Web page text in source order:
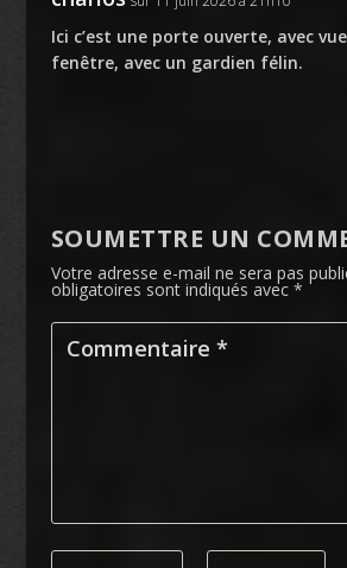
Ici c’est une porte ouverte, avec
fenêtre, avec un gardien félin.
SOUMETTRE UN
Votre adresse e-mail ne sera pas
obligatoires sont indiqués avec *